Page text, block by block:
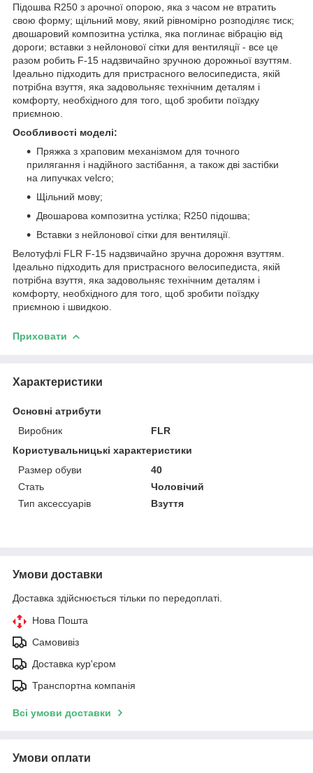
Підошва R250 з арочної опорою, яка з часом не втратить
свою форму; щільний мову, який рівномірно розподіляє тиск;
двошаровий композитна устілка, яка поглинає вібрацію від
дороги; вставки з нейлонової сітки для вентиляції - все це
разом робить F-15 надзвичайно зручною дорожньої взуттям.
Ідеально підходить для пристрасного велосипедиста, якій
потрібна взуття, яка задовольняє технічним деталям і
комфорту, необхідного для того, щоб зробити поїздку
приємною.
Особливості моделі:
Пряжка з храповим механізмом для точного
прилягання і надійного застібання, а також дві застібки
на липучках velcro;
Щільний мову;
Двошарова композитна устілка; R250 підошва;
Вставки з нейлонової сітки для вентиляції.
Велотуфлі FLR F-15 надзвичайно зручна дорожня взуттям.
Ідеально підходить для пристрасного велосипедиста, якій
потрібна взуття, яка задовольняє технічним деталям і
комфорту, необхідного для того, щоб зробити поїздку
приємною і швидкою.
Приховати
Характеристики
Основні атрибути
Виробник
FLR
Користувальницькі характеристики
Размер обуви
40
Стать
Чоловічий
Тип аксессуарів
Взуття
Умови доставки
Доставка здійснюється тільки по передоплаті.
Нова Пошта
Самовивіз
Доставка кур'єром
Транспортна компанія
Всі умови доставки
Умови оплати